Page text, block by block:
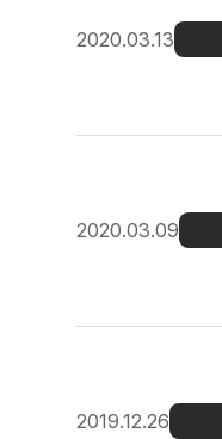
2020.03.13
2020.03.09
2019.12.26